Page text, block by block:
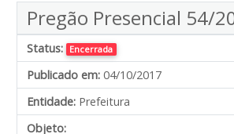
Pregão Presencial 54/
Status: Encerrada
Publicado em: 04/10/2017
Entidade: Prefeitura
Objeto: